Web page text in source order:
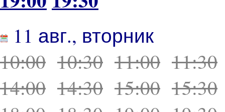
11 авг., вторник
10:00 10:30 11:00 11:30
14:00 14:30 15:00 15:30